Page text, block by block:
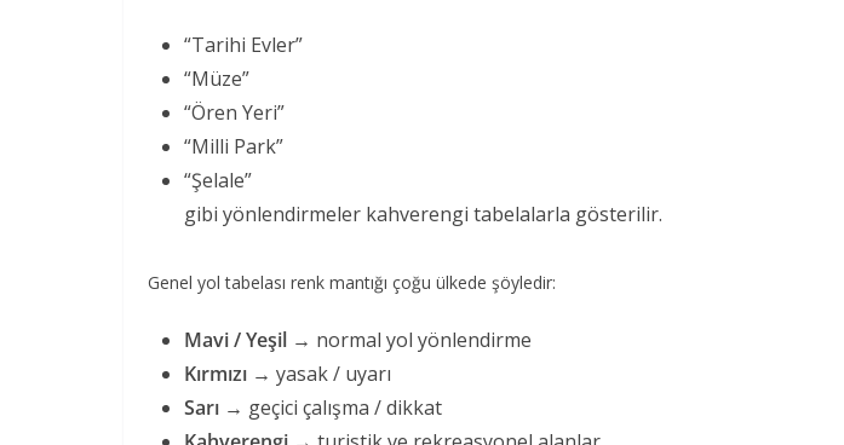
“Tarihi Evler”
“Müze”
“Ören Yeri”
“Milli Park”
“Şelale”
gibi yönlendirmeler kahverengi tabelalarla gösterilir.
Genel yol tabelası renk mantığı çoğu ülkede şöyledir:
Mavi / Yeşil → normal yol yönlendirme
Kırmızı → yasak / uyarı
Sarı → geçici çalışma / dikkat